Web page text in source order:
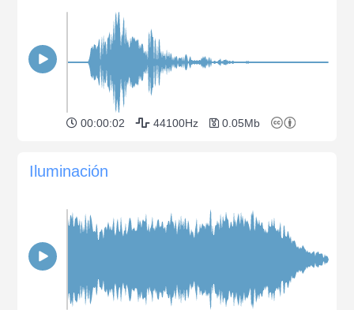
00:00:02 44100Hz 0.05Mb
Iluminación